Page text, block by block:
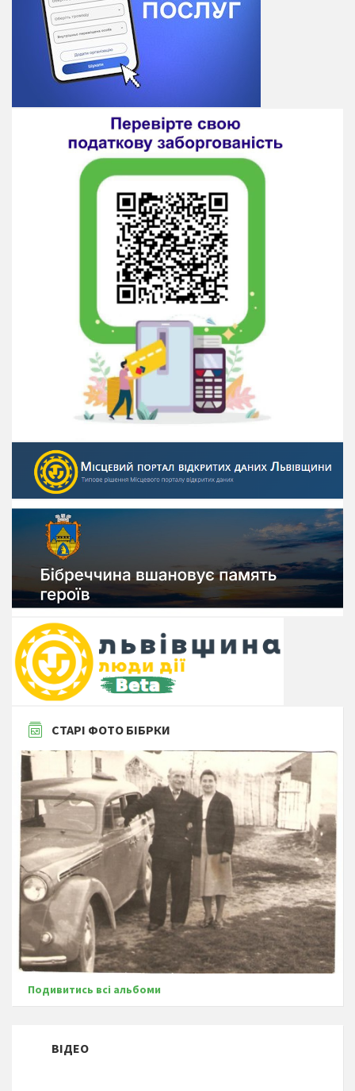
СТАРІ ФОТО БІБРКИ
Подивитись всі альбоми
ВІДЕО